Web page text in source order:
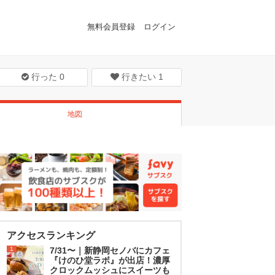
無料会員登録 ログイン
行った 0 行きたい 1
地図
アクセスランキング
1
7/31〜｜新静岡セノバにカフェ
『けのひ堂ラボ』が出店！濃厚
クロックムッシュにスイーツも